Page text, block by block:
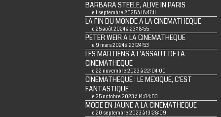
BARBARA STEELE, ALIVE IN PARIS
le 1 septembre 2025 à 18:47:11
LA FIN DU MONDE A LA CINEMATHEQUE
le 25 août 2024 à 23:18:55
PETER WEIR A LA CINEMATHEQUE
le 9 mars 2024 à 23:24:53
LES MARTIENS A L'ASSAUT DE LA
CINEMATHEQUE
le 22 novembre 2023 à 22:04:00
CINEMATHEQUE : LE MEXIQUE, C'EST
FANTASTIQUE
le 25 octobre 2023 à 14:04:03
MODE EN JAUNE A LA CINEMATHEQUE
le 20 septembre 2023 à 13:28:09